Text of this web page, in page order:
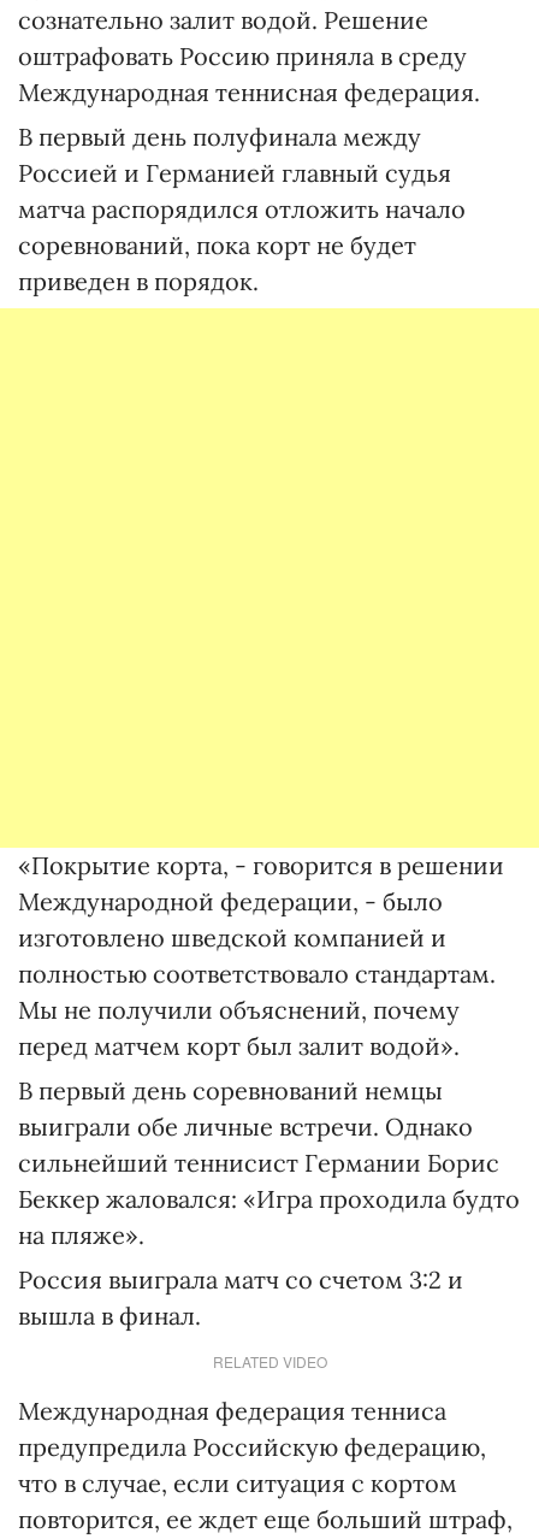
сознательно залит водой. Решение
оштрафовать Россию приняла в среду
Международная теннисная федерация.
В первый день полуфинала между
Россией и Германией главный судья
матча распорядился отложить начало
соревнований, пока корт не будет
приведен в порядок.
«Покрытие корта, - говорится в решении
Международной федерации, - было
изготовлено шведской компанией и
полностью соответствовало стандартам.
Мы не получили объяснений, почему
перед матчем корт был залит водой».
В первый день соревнований немцы
выиграли обе личные встречи. Однако
сильнейший теннисист Германии Борис
Беккер жаловался: «Игра проходила будто
на пляже».
Россия выиграла матч со счетом 3:2 и
вышла в финал.
RELATED VIDEO
Международная федерация тенниса
предупредила Российскую федерацию,
что в случае, если ситуация с кортом
повторится, ее ждет еще больший штраф,